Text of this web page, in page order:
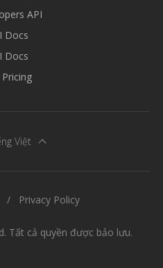
API
Docs
Docs
Việt
Tất cả quyền được bảo lưu.
Privacy Policy